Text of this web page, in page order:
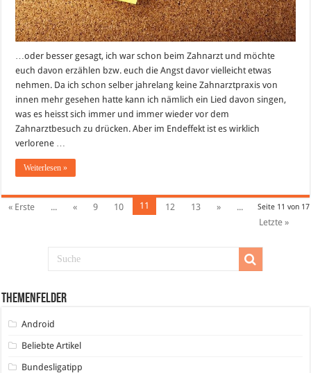
…oder besser gesagt, ich war schon beim Zahnarzt und möchte
euch davon erzählen bzw. euch die Angst davor vielleicht etwas
nehmen. Da ich schon selber jahrelang keine Zahnarztpraxis von
innen mehr gesehen hatte kann ich nämlich ein Lied davon singen,
was es heisst sich immer und immer wieder vor dem
Zahnarztbesuch zu drücken. Aber im Endeffekt ist es wirklich
verlorene …
Weiterlesen »
Seite 11 von 17
« Erste ... « 9 10 11 12 13 »
...
Letzte »
Themenfelder
Android
Beliebte Artikel
Bundesligatipp